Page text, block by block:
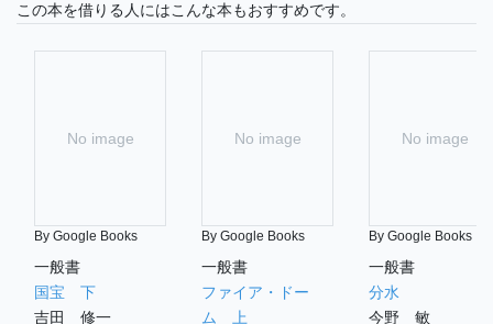
この本を借りる人にはこんな本もおすすめです。
No image
By Google Books
一般書
国宝 下
吉田 修一
No image
By Google Books
一般書
ファイア・ドー
ム 上
No image
By Google Books
一般書
分水
今野 敏